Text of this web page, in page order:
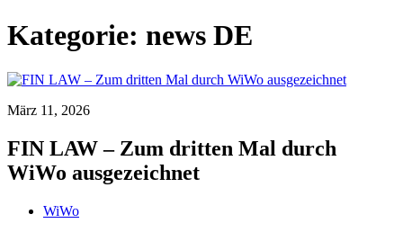
Kategorie: news DE
März 11, 2026
FIN LAW – Zum dritten Mal durch
WiWo ausgezeichnet
WiWo